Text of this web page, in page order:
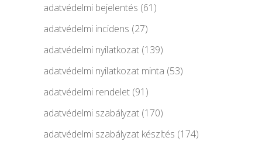
adatvédelmi bejelentés (61)
adatvédelmi incidens (27)
adatvédelmi nyilatkozat (139)
adatvédelmi nyilatkozat minta (53)
adatvédelmi rendelet (91)
adatvédelmi szabályzat (170)
adatvédelmi szabályzat készítés (174)